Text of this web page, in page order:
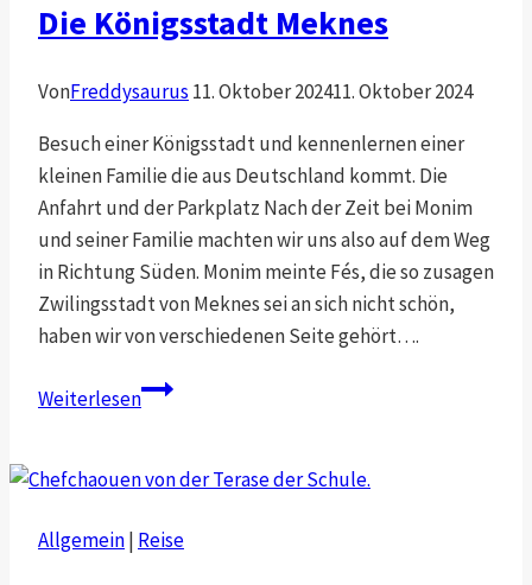
Die Königsstadt Meknes
VonFreddysaurus 11. Oktober 202411. Oktober 2024
Besuch einer Königsstadt und kennenlernen einer
kleinen Familie die aus Deutschland kommt. Die
Anfahrt und der Parkplatz Nach der Zeit bei Monim
und seiner Familie machten wir uns also auf dem Weg
in Richtung Süden. Monim meinte Fés, die so zusagen
Zwilingsstadt von Meknes sei an sich nicht schön,
haben wir von verschiedenen Seite gehört….
WeiterlesenDie
Allgemein| Reise